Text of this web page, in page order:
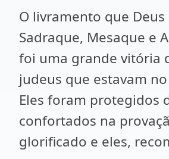
O livramento que Deus
Sadraque, Mesaque e
foi uma grande vitória
judeus que estavam
Eles foram protegidos
confortados na
glorificado e eles,